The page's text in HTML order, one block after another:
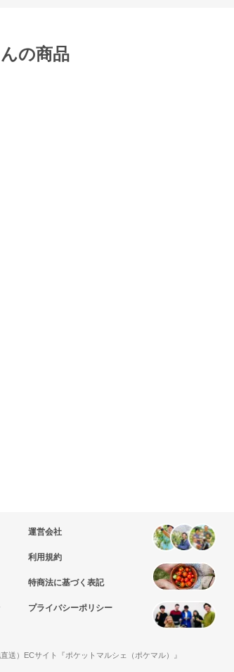
の商品
運営会社
利用規約
特商法に基づく表記
プライバシーポリシー
送）ECサイト『ポケットマルシェ（ポケマル）』